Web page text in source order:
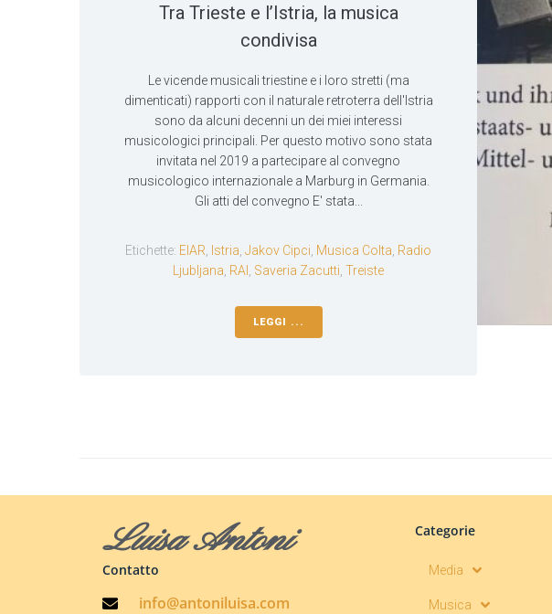
Tra Trieste e l’Istria, la musica
condivisa
Le vicende musicali triestine e i loro stretti (ma
dimenticati) rapporti con il naturale retroterra dell'Istria
sono da alcuni decenni un dei miei interessi
musicologici principali. Per questo motivo sono stata
invitata nel 2019 a partecipare al convegno
musicologico internazionale a Marburg in Germania.
Gli atti del convegno E' stata...
Etichette: EIAR Istria Jakov Cipci Musica Colta Radio
Ljubljana RAI Saveria Zacutti Treiste
LEGGI ...
Luisa Antoni
Contatto
info@antoniluisa.com
Categorie
Media
Musica